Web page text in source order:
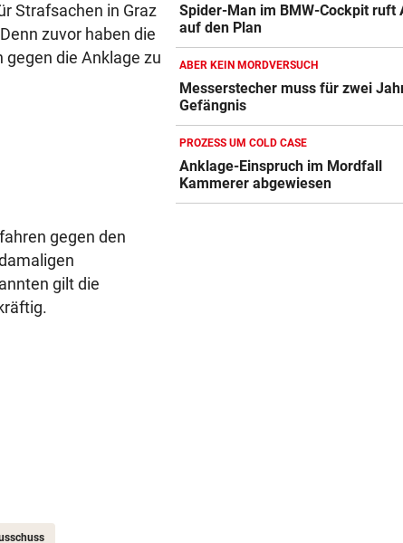
Strafsachen in Graz
zuvor haben die
gegen die Anklage zu
gegen den
gilt die
Spider-Man im BMW-Cockpit ruft
auf den Plan
ABER KEIN MORDVERSUCH
Messerstecher muss für zwei
Gefängnis
PROZESS UM COLD CASE
Anklage-Einspruch im Mordfall
Kammerer abgewiesen